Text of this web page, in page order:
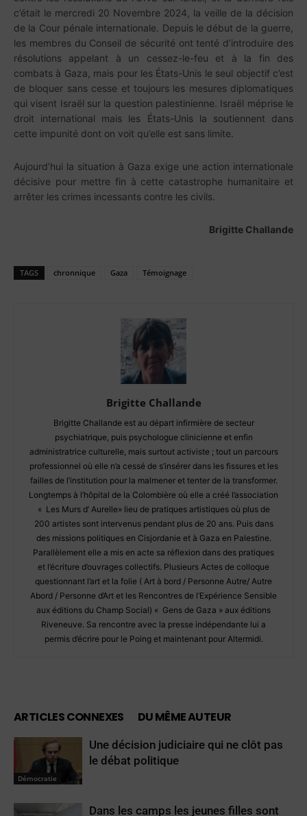
c’était le mercredi 20 Novembre 2024, la veille de la décision
de la Cour pénale internationale. Depuis le début de la guerre,
les membres du Conseil de sécurité ont tenté d’introduire des
résolutions appelant à un cessez-le-feu et à la fin des
combats à Gaza, mais pour les États-Unis le seul objectif c’est
de bloquer sans cesse et toujours les mesures diplomatiques
qui visent Israël sur la question palestinienne. Israël méprise le
droit international mais les États-Unis la soutiennent dans
cette impunité dont on voit qu’elle est sans limite.
Aujourd’hui la situation à Gaza exige une action internationale
décisive pour mettre fin à cette catastrophe humanitaire et
arrêter les crimes incessants contre les civils.
Brigitte Challande
TAGS chronnique Gaza Témoignage
Brigitte Challande
Brigitte Challande est au départ infirmière de secteur
psychiatrique, puis psychologue clinicienne et enfin
administratrice culturelle, mais surtout activiste ; tout un parcours
professionnel où elle n’a cessé de s’insérer dans les fissures et les
failles de l’institution pour la malmener et tenter de la transformer.
Longtemps à l’hôpital de la Colombière où elle a créé l’association
« Les Murs d’ Aurelle» lieu de pratiques artistiques où plus de
200 artistes sont intervenus pendant plus de 20 ans. Puis dans
des missions politiques en Cisjordanie et à Gaza en Palestine.
Parallèlement elle a mis en acte sa réflexion dans des pratiques
et l’écriture d’ouvrages collectifs. Plusieurs Actes de colloque
questionnant l’art et la folie ( Art à bord / Personne Autre/ Autre
Abord / Personne d’Art et les Rencontres de l’Expérience Sensible
aux éditions du Champ Social) « Gens de Gaza » aux éditions
Riveneuve. Sa rencontre avec la presse indépendante lui a
permis d’écrire pour le Poing et maintenant pour Altermidi.
ARTICLES CONNEXES DU MÊME AUTEUR
Démocratie
Une décision judiciaire qui ne clôt pas
le débat politique
Dans les camps les jeunes filles sont